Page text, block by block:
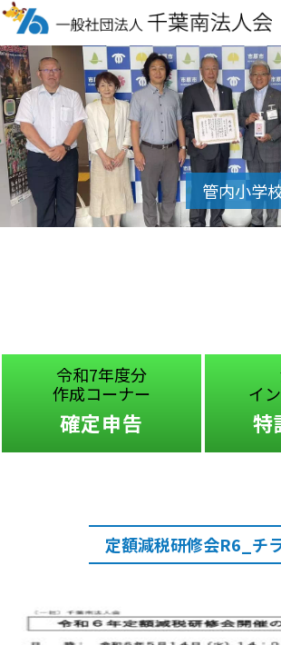
令和7年度分
作成コーナー
確定申告
イ
特
定額減税研修会R6_チ